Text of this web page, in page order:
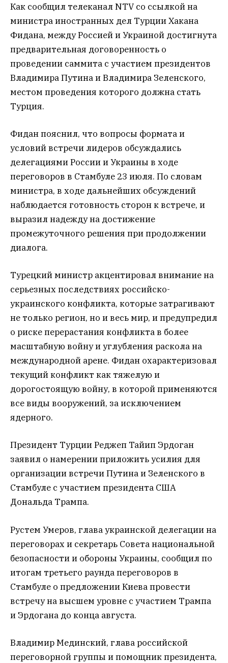
Как сообщил телеканал NTV со ссылкой на
министра иностранных дел Турции Хакана
Фидана, между Россией и Украиной достигнута
предварительная договоренность о
проведении саммита с участием президентов
Владимира Путина и Владимира Зеленского,
местом проведения которого должна стать
Турция.
Фидан пояснил, что вопросы формата и
условий встречи лидеров обсуждались
делегациями России и Украины в ходе
переговоров в Стамбуле 23 июля. По словам
министра, в ходе дальнейших обсуждений
наблюдается готовность сторон к встрече, и
выразил надежду на достижение
промежуточного решения при продолжении
диалога.
Турецкий министр акцентировал внимание на
серьезных последствиях российско-
украинского конфликта, которые затрагивают
не только регион, но и весь мир, и предупредил
о риске перерастания конфликта в более
масштабную войну и углубления раскола на
международной арене. Фидан охарактеризовал
текущий конфликт как тяжелую и
дорогостоящую войну, в которой применяются
все виды вооружений, за исключением
ядерного.
Президент Турции Реджеп Тайип Эрдоган
заявил о намерении приложить усилия для
организации встречи Путина и Зеленского в
Стамбуле с участием президента США
Дональда Трампа.
Рустем Умеров, глава украинской делегации на
переговорах и секретарь Совета национальной
безопасности и обороны Украины, сообщил по
итогам третьего раунда переговоров в
Стамбуле о предложении Киева провести
встречу на высшем уровне с участием Трампа
и Эрдогана до конца августа.
Владимир Мединский, глава российской
переговорной группы и помощник президента,